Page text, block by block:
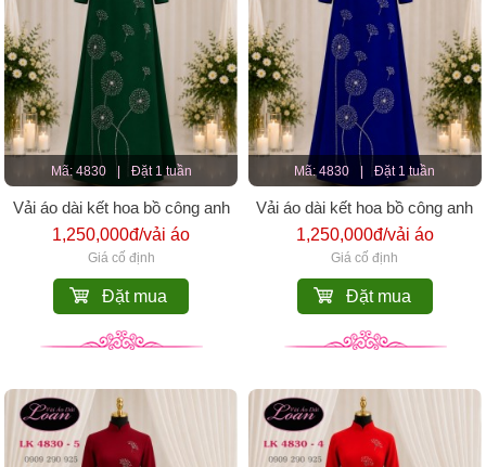
Mã: 4830 | Đặt 1 tuần
Vải áo dài kết hoa bồ công anh
1,250,000đ/vải áo
Giá cố định
Đặt mua
Mã: 4830 | Đặt 1 tuần
Vải áo dài kết hoa bồ công anh
1,250,000đ/vải áo
Giá cố định
Đặt mua